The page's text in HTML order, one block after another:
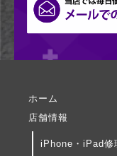
ホーム
店舗情報
iPhone・iPad修